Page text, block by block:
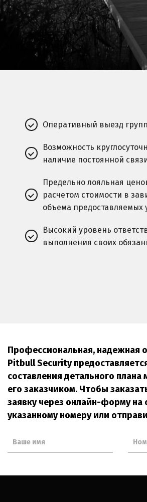
Оперативный выезд
Возможность
наличие постоянной
Предельно лояльная
расчетом стоимости в
объема предоставляемых
Высокий уровень
выполнения своих
Профессиональная, надежная
Pitbull Security
составления детального
его заказчиком. Чтобы
заявку через онлайн-форму на
указанному номеру или